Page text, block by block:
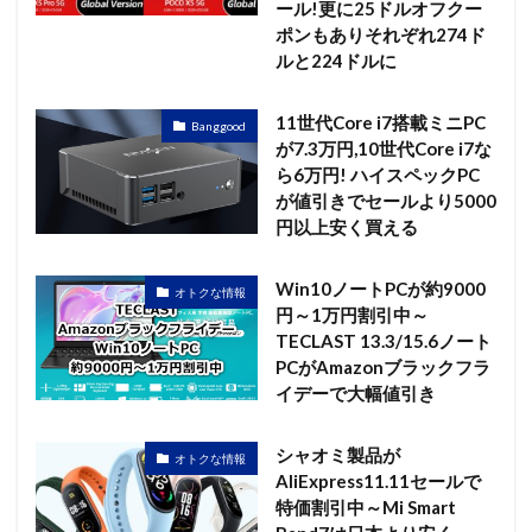
ール!更に25ドルオフクー
ポンもありそれぞれ274ド
ルと224ドルに
Banggood
11世代Core i7搭載ミニPC
が7.3万円,10世代Core i7な
ら6万円! ハイスペックPC
が値引きでセールより5000
円以上安く買える
オトクな情報
Win10ノートPCが約9000
円～1万円割引中～
TECLAST 13.3/15.6ノート
PCがAmazonブラックフラ
イデーで大幅値引き
オトクな情報
シャオミ製品が
AliExpress11.11セールで
特価割引中～Mi Smart